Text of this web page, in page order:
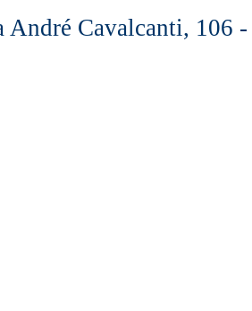
André Cavalcanti, 106